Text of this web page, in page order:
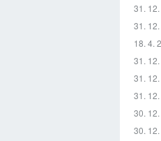
31.
31.
18. 4.
31.
31.
31.
30.
30.